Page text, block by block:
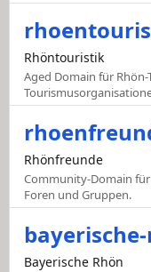
Rhöntouristik
Aged Domain für
Rhönfreunde
Community-Domain
Foren und Gruppen.
Bayerische Rhön